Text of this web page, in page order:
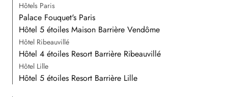
Hôtels Paris
Palace Fouquet's Paris
Hôtel 5 étoiles Maison Barrière Vendôme
Hôtel Ribeauvillé
Hôtel 4 étoiles Resort Barrière Ribeauvillé
Hôtel Lille
Hôtel 5 étoiles Resort Barrière Lille